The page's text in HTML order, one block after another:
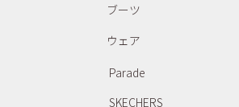
ブーツ
ウェア
Parade
SKECHERS